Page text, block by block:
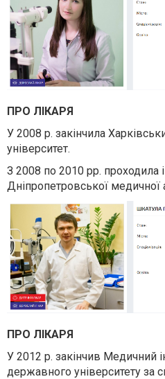
ПРО ЛІКАРЯ
У 2008 р. закінчила
університет.
З 2008 по 2010 рр. проходила
Дніпропетровської медичної
ПРО ЛІКАРЯ
У 2012 р. закінчив Медичний
державного університету за